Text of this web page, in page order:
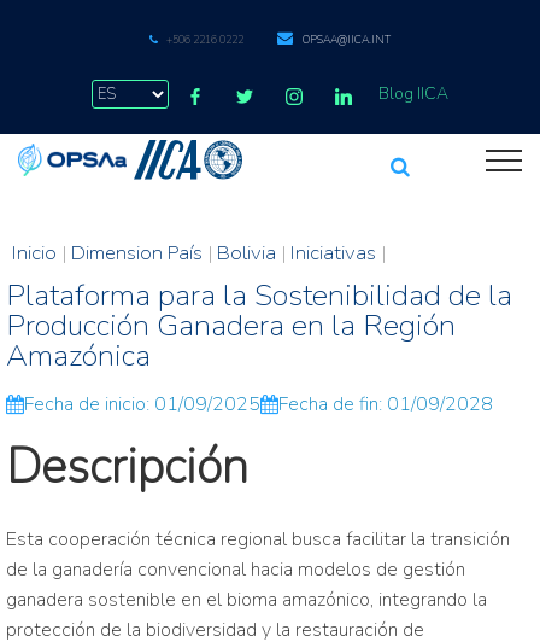
+506 2216 0222 OPSAA@IICA.INT
Blog IICA
Inicio | Dimension País | Bolivia | Iniciativas |
Plataforma para la Sostenibilidad de la
Producción Ganadera en la Región
Amazónica
Fecha de inicio: 01/09/2025 Fecha de fin: 01/09/2028
Descripción
Esta cooperación técnica regional busca facilitar la transición
de la ganadería convencional hacia modelos de gestión
ganadera sostenible en el bioma amazónico, integrando la
protección de la biodiversidad y la restauración de